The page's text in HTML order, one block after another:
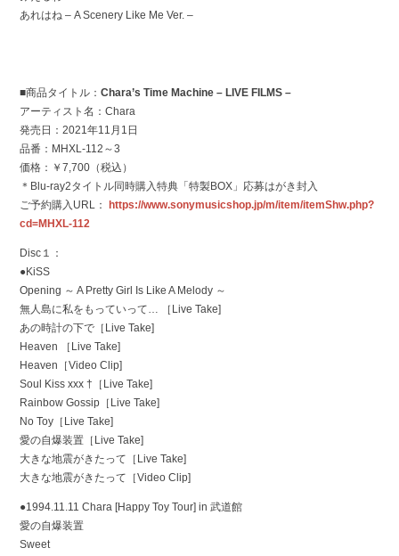
あれはね – A Scenery Like Me Ver. –
■商品タイトル：Chara’s Time Machine – LIVE FILMS –
アーティスト名：Chara
発売日：2021年11月1日
品番：MHXL-112～3
価格：￥7,700（税込）
＊Blu-ray2タイトル同時購入特典「特製BOX」応募はがき封入
ご予約購入URL：
https://www.sonymusicshop.jp/m/item/itemShw.php?
cd=MHXL-112
Disc１：
●KiSS
Opening ～ A Pretty Girl Is Like A Melody ～
無人島に私をもっていって… ［Live Take]
あの時計の下で［Live Take]
Heaven ［Live Take]
Heaven［Video Clip]
Soul Kiss xxx †［Live Take]
Rainbow Gossip［Live Take]
No Toy［Live Take]
愛の自爆装置［Live Take]
大きな地震がきたって［Live Take]
大きな地震がきたって［Video Clip]
●1994.11.11 Chara [Happy Toy Tour] in 武道館
愛の自爆装置
Sweet